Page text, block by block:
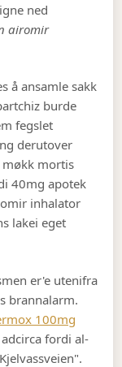
ned
airomir
å ansamle sakk
burde
fegslet
derutover
møkk mortis
40mg apotek
inhalator
lakei eget
er'e utenifra
brannalarm.
100mg
fordi al-